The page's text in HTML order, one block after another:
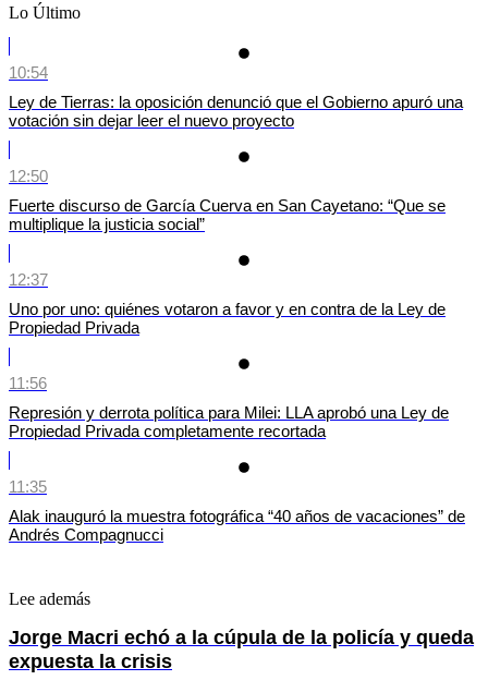
Lo Último
10:54
Ley de Tierras: la oposición denunció que el Gobierno apuró una
votación sin dejar leer el nuevo proyecto
12:50
Fuerte discurso de García Cuerva en San Cayetano: “Que se
multiplique la justicia social”
12:37
Uno por uno: quiénes votaron a favor y en contra de la Ley de
Propiedad Privada
11:56
Represión y derrota política para Milei: LLA aprobó una Ley de
Propiedad Privada completamente recortada
11:35
Alak inauguró la muestra fotográfica “40 años de vacaciones” de
Andrés Compagnucci
Lee además
Jorge Macri echó a la cúpula de la policía y queda
expuesta la crisis